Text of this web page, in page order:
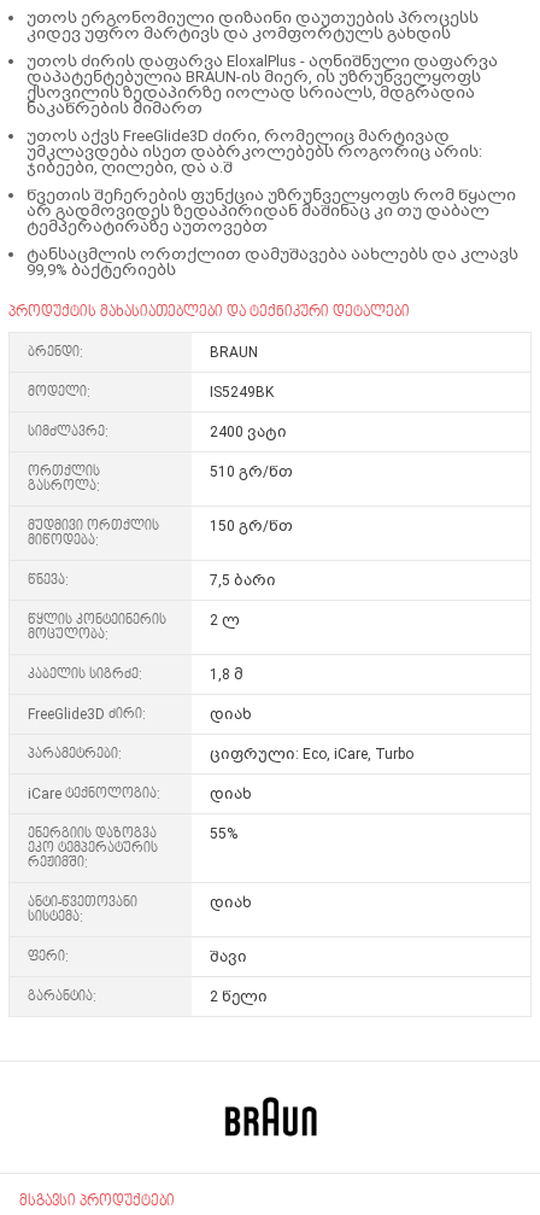
უთოს ერგონომიული დიზაინი დაუთუების პროცესს
კიდევ უფრო მარტივს და კომფორტულს გახდის
უთოს ძირის დაფარვა EloxalPlus - აღნიშნული დაფარვა
დაპატენტებულია BRAUN-ის მიერ, ის უზრუნველყოფს
ქსოვილის ზედაპირზე იოლად სრიალს, მდგრადია
ნაკაწრების მიმართ
უთოს აქვს FreeGlide3D ძირი, რომელიც მარტივად
უმკლავდება ისეთ დაბრკოლებებს როგორიც არის:
ჯიბეები, ღილები, და ა.შ
წვეთის შეჩერების ფუნქცია უზრუნველყოფს რომ წყალი
არ გადმოვიდეს ზედაპირიდან მაშინაც კი თუ დაბალ
ტემპერატირაზე აუთოვებთ
ტანსაცმლის ორთქლით დამუშავება აახლებს და კლავს
99,9% ბაქტერიებს
პროდუქტის მახასიათებლები და ტექნიკური დეტალები
ბრენდი: BRAUN
მოდელი: IS5249BK
სიმძლავრე: 2400 ვატი
ორთქლის
გასროლა:
510 გრ/წთ
მუდმივი ორთქლის
მიწოდება:
150 გრ/წთ
წნევა: 7,5 ბარი
წყლის კონტეინერის
მოცულობა:
2 ლ
კაბელის სიგრძე: 1,8 მ
FreeGlide3D ძირი: დიახ
პარამეტრები: ციფრული: Eco, iCare, Turbo
iCare ტექნოლოგია: დიახ
ენერგიის დაზოგვა
ეკო ტემპერატურის
რეჟიმში:
55%
ანტი-წვეთოვანი
სისტემა:
დიახ
ფერი: შავი
გარანტია: 2 წელი
მსგავსი პროდუქტები